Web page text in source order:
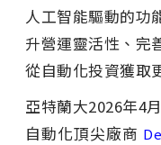
人工智能驅動的功
升營運靈活性、完
從自動化投資獲取
亞特蘭大2026年4
自動化頂尖廠商